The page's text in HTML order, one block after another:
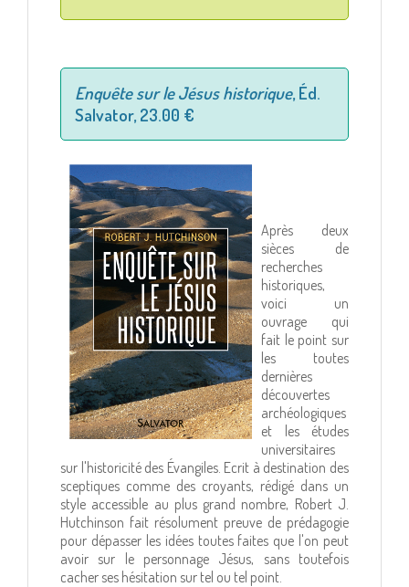
Enquête sur le Jésus historique, Éd.
Salvator, 23.00 €
Après deux
sièces de
recherches
historiques,
voici un
ouvrage qui
fait le point sur
les toutes
dernières
découvertes
archéologiques
et les études
universitaires
sur l'historicité des Évangiles. Ecrit à destination des
sceptiques comme des croyants, rédigé dans un
style accessible au plus grand nombre, Robert J.
Hutchinson fait résolument preuve de prédagogie
pour dépasser les idées toutes faites que l'on peut
avoir sur le personnage Jésus, sans toutefois
cacher ses hésitation sur tel ou tel point.